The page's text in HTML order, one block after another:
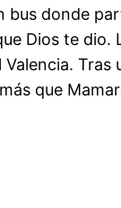
donde
Dios te
que